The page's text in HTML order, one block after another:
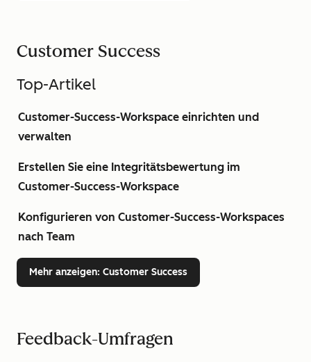
Customer Success
Top-Artikel
Customer-Success-Workspace einrichten und
verwalten
Erstellen Sie eine Integritätsbewertung im
Customer-Success-Workspace
Konfigurieren von Customer-Success-Workspaces
nach Team
Mehr anzeigen: Customer Success
Feedback-Umfragen